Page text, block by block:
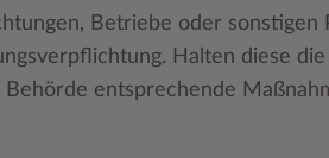
Betriebe oder
Halten diese
Behörde entsprechende